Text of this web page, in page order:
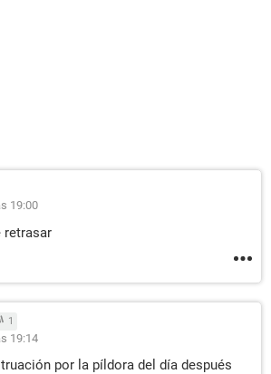
19:00
retrasar
1
19:14
por la píldora del día después